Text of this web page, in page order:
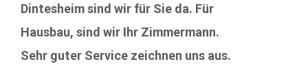
Dintesheim sind wir für Sie da. Für
Hausbau, sind wir Ihr Zimmermann.
Sehr guter Service zeichnen uns aus.